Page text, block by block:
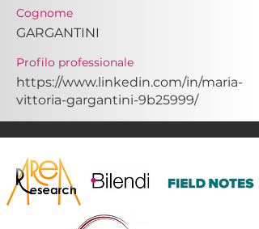
Cognome
GARGANTINI
Profilo professionale
https://www.linkedin.com/in/maria-
vittoria-gargantini-9b25999/